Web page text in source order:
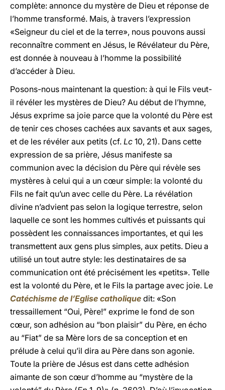
complète: annonce du mystère de Dieu et réponse de
l’homme transformé. Mais, à travers l’expression
«Seigneur du ciel et de la terre», nous pouvons aussi
reconnaître comment en Jésus, le Révélateur du Père,
est donnée à nouveau à l’homme la possibilité
d’accéder à Dieu.
Posons-nous maintenant la question: à qui le Fils veut-
il révéler les mystères de Dieu? Au début de l’hymne,
Jésus exprime sa joie parce que la volonté du Père est
de tenir ces choses cachées aux savants et aux sages,
et de les révéler aux petits (cf. Lc 10, 21). Dans cette
expression de sa prière, Jésus manifeste sa
communion avec la décision du Père qui révèle ses
mystères à celui qui a un cœur simple: la volonté du
Fils ne fait qu’un avec celle du Père. La révélation
divine n’advient pas selon la logique terrestre, selon
laquelle ce sont les hommes cultivés et puissants qui
possèdent les connaissances importantes, et qui les
transmettent aux gens plus simples, aux petits. Dieu a
utilisé un tout autre style: les destinataires de sa
communication ont été précisément les «petits». Telle
est la volonté du Père, et le Fils la partage avec joie. Le
Catéchisme de l’Eglise catholique dit: «Son
tressaillement “Oui, Père!” exprime le fond de son
cœur, son adhésion au “bon plaisir” du Père, en écho
au “Fiat” de sa Mère lors de sa conception et en
prélude à celui qu’il dira au Père dans son agonie.
Toute la prière de Jésus est dans cette adhésion
aimante de son cœur d’homme au “mystère de la